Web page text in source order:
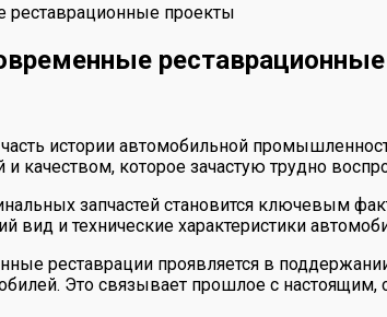
реставрационные проекты
истории автомобильной
качеством, которое зачастую трудно
запчастей становится ключевым
и технические характеристики
реставрации проявляется в
Это связывает прошлое с